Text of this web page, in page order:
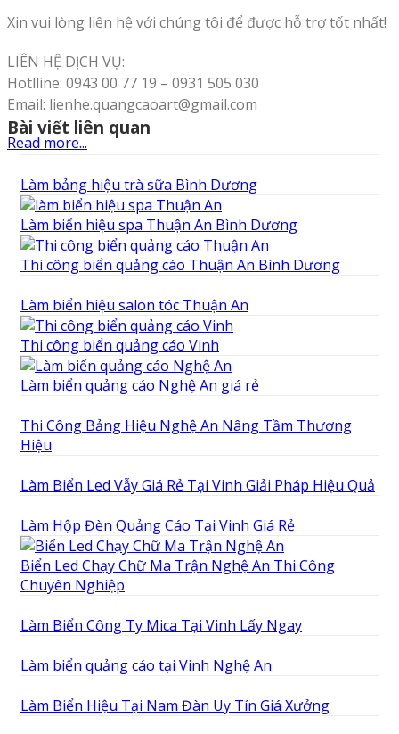
Xin vui lòng liên hệ với chúng tôi để được hỗ trợ tốt nhất!
LIÊN HỆ DỊCH VỤ:
Hotlline: 0943 00 77 19 – 0931 505 030
Email: lienhe.quangcaoart@gmail.com
Read more...
Bài viết liên quan
Làm bảng hiệu trà sữa Bình Dương
Làm biển hiệu spa Thuận An Bình Dương
Thi công biển quảng cáo Thuận An Bình Dương
Làm biển hiệu salon tóc Thuận An
Thi công biển quảng cáo Vinh
Làm biển quảng cáo Nghệ An giá rẻ
Thi Công Bảng Hiệu Nghệ An Nâng Tầm Thương
Hiệu
Làm Biển Led Vẫy Giá Rẻ Tại Vinh Giải Pháp Hiệu Quả
Làm Hộp Đèn Quảng Cáo Tại Vinh Giá Rẻ
Biển Led Chạy Chữ Ma Trận Nghệ An Thi Công
Chuyên Nghiệp
Làm Biển Công Ty Mica Tại Vinh Lấy Ngay
Làm biển quảng cáo tại Vinh Nghệ An
Làm Biển Hiệu Tại Nam Đàn Uy Tín Giá Xưởng